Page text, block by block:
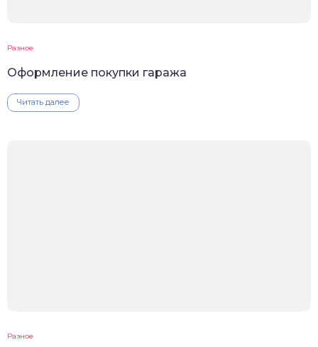
Разное
Оформление покупки гаража
Читать далее
Разное